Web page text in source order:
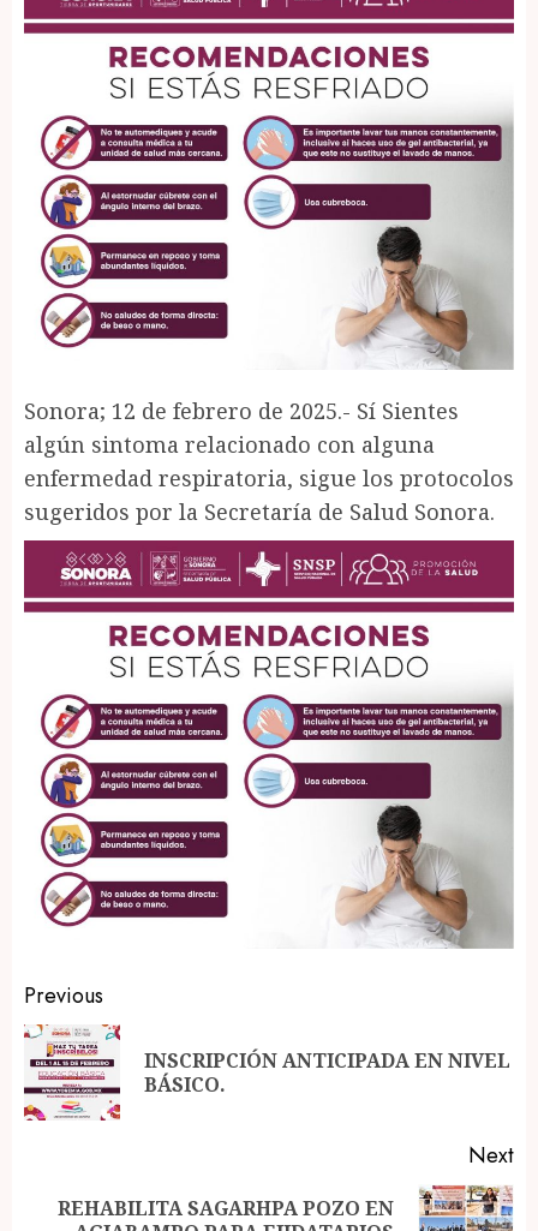
Sonora; 12 de febrero de 2025.- Sí Sientes
algún sintoma relacionado con alguna
enfermedad respiratoria, sigue los protocolos
sugeridos por la Secretaría de Salud Sonora.
Post
navigation
Previous
INSCRIPCIÓN ANTICIPADA EN NIVEL
BÁSICO.
Next
Next
REHABILITA SAGARHPA POZO EN